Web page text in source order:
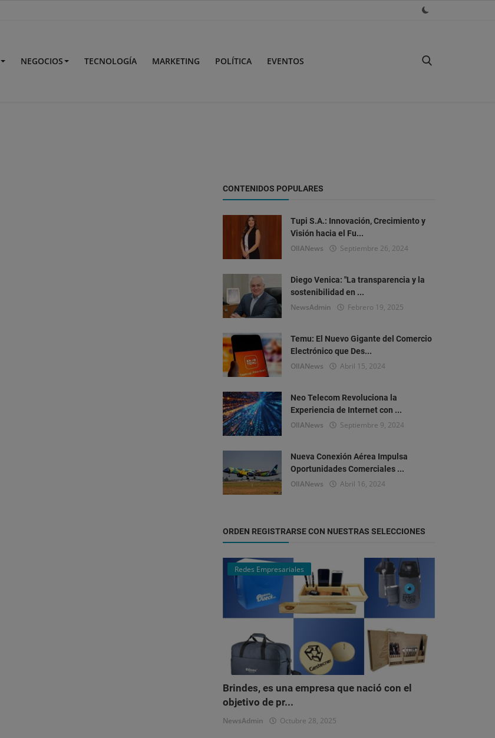
NEGOCIOS TECNOLOGÍA MARKETING POLÍTICA EVENTOS
CONTENIDOS POPULARES
Tupi S.A.: Innovación, Crecimiento y
Visión hacia el Fu...
OlIANews Septiembre 26, 2024
Diego Venica: "La transparencia y la
sostenibilidad en ...
NewsAdmin Febrero 19, 2025
Temu: El Nuevo Gigante del Comercio
Electrónico que Des...
OlIANews Abril 15, 2024
Neo Telecom Revoluciona la
Experiencia de Internet con ...
OlIANews Septiembre 9, 2024
Nueva Conexión Aérea Impulsa
Oportunidades Comerciales ...
OlIANews Abril 16, 2024
ORDEN REGISTRARSE CON NUESTRAS SELECCIONES
Redes Empresariales
Brindes, es una empresa que nació con el
objetivo de pr...
NewsAdmin Octubre 28, 2025